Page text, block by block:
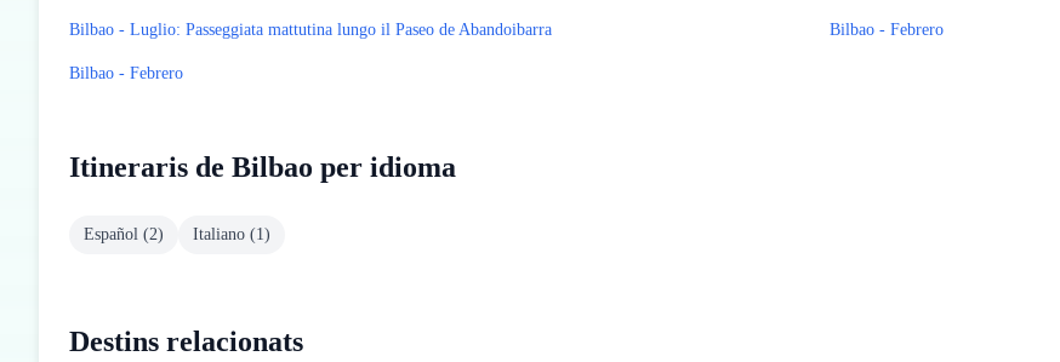
Bilbao - Luglio: Passeggiata mattutina lungo il Paseo de Abandoibarra
Bilbao - Febrero
Bilbao - Febrero
Itineraris de Bilbao per idioma
Español (2) Italiano (1)
Destins relacionats